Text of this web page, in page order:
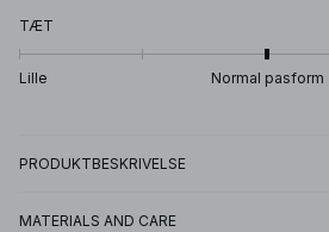
TÆT
Lille Normal pasform
PRODUKTBESKRIVELSE
MATERIALS AND CARE